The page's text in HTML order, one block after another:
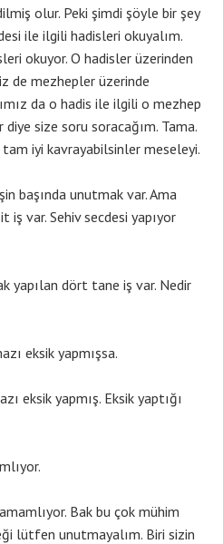
olur. Peki şimdi şöyle bir şey
ile ilgili hadisleri okuyalım.
okuyor. O hadisler üzerinden
de mezhepler üzerinde
da o hadis ile ilgili o mezhep
size soru soracağım. Tama.
iyi kavrayabilsinler meseleyi.
başında unutmak var. Ama
var. Sehiv secdesi yapıyor
yapılan dört tane iş var. Nedir
eksik yapmışsa.
eksik yapmış. Eksik yaptığı
Bak bu çok mühim
lütfen unutmayalım. Biri sizin